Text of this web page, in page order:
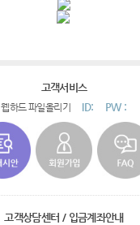
고객서비스
웹하드 파일올리기 ID: PW :
고객상담센터 / 입금계좌안내